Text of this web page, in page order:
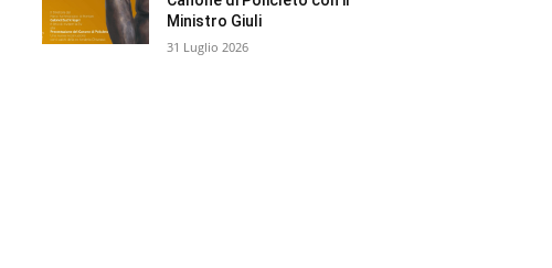
Ministro Giuli
31 Luglio 2026